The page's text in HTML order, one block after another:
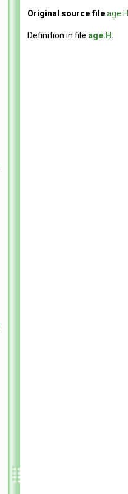
Original source fileage.H
Definition in file age.H